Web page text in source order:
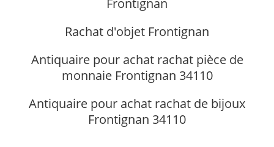
Rachat d'objet Frontignan
Antiquaire pour achat rachat pièce de
monnaie Frontignan 34110
Antiquaire pour achat rachat de bijoux
Frontignan 34110